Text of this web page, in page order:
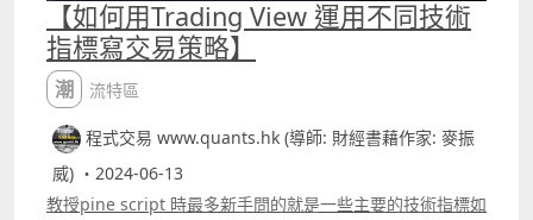
report可以看到勝率會較第一個的策略為高，一年裏交易了
258次，獲利的有167次，勝率提高至64.73%，但最重要的
是原本是虧損的策略已變成輕微獲利。 不過，獲利確實不
多，那又有沒有方法可以改得更好 最常見的做法是觀察圖表
上的入市訊號，特別是留意出現裂口高開或裂口低開的情
況，因為不少人都會認為出現裂口高開或裂口低開會引發上
日持倉過夜的炒家的平倉盤，但這並不代表當日即市的走
勢，只會在開市初段產生短暫影響。 而我們在圖表上觀察這
個策略的入市訊號時，又確實發現有些日子的造淡的訊號會
style=plot.style_histogram,linewidth=2 以上策略的
Backtest report 可以看到這樣寫每天的交易次數肯定不只
一次，交易了1023次，獲利交易只有514次，勝率約
50.24%，一年的虧損約37.45%。 另以下是同一個策略但每
subject to the terms of the Mozilla Public License 2.0 at
httpsmozilla.orgMPL2.0 copy; markchunwaipaul
@version=5 strategyquot;用zero lag MACD每日只交易一
多種時間間隔的策略，例如同時運用5分鐘圖及1分鐘圖表，
又或同時用小時圖與5分圖表等。 要寫這樣策略就要用上
request.security這個function，用法例如子如下
macdLine,signalLine,_=ta.macdclose,12,26,9
signal5min=request.securitysyminfo.tickerid,quot;5qu
ot;,signalLine
macdhourly=request.securitysyminfo.tickerid,quot;60q
uot;,macdLine request.security的 內要寫上的有三個部
【如何用Trading View 運用不同技術
指標寫交易策略】
潮流特區
程式交易 www.quants.hk (導師: 財經書藉作家: 麥振
威) ・2024-06-13
教授pine script 時最多新手問的就是一些主要的技術指標如